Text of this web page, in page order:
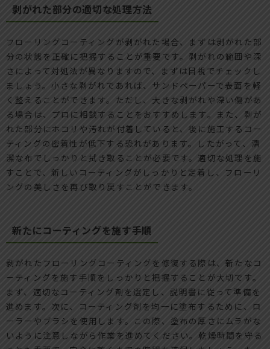
剥がれた部分の適切な処理方法
フローリングコーティングが剥がれた場合、まずは剥がれた部
分の状態を正確に把握することが重要です。剥がれの範囲や深
さによって対処法が異なりますので、まずは目視でチェックし
ましょう。小さな剥がれであれば、サンドペーパーで表面を軽
く整えることができます。ただし、大きな剥がれや深い傷があ
る場合は、プロに相談することをおすすめします。また、剥が
れた部分にホコリや汚れが付着していると、後に施工するコー
ティングの密着性が低下する恐れがあります。したがって、清
潔な布でしっかりと拭き取ることが必要です。適切な処理を施
すことで、新しいコーティングがしっかりと定着し、フローリ
ングの美しさを再び取り戻すことができます。
新たにコーティングを施す手順
剥がれたフローリングコーティングを修復する際は、新たなコ
ーティングを施す手順をしっかりと把握することが大切です。
まず、適切なコーティング剤を選定し、説明書に従って準備を
進めます。次に、コーティング剤を均一に塗布するために、ロ
ーラーやブラシを使用します。この際、塗布の厚さにムラがな
いように注意しながら作業を進めてください。乾燥時間を守る